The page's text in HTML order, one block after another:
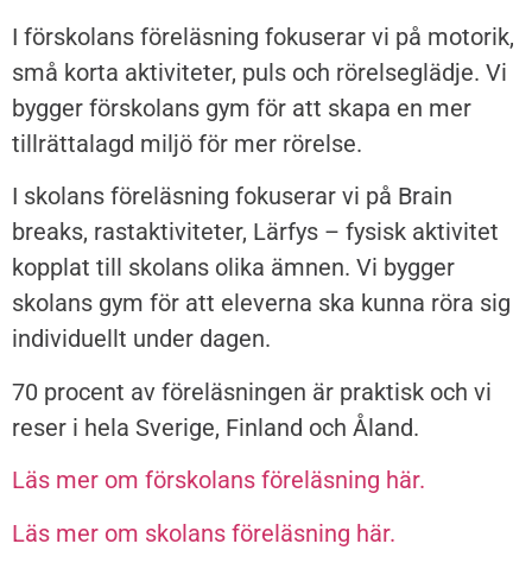
I förskolans föreläsning fokuserar vi på motorik,
små korta aktiviteter, puls och rörelseglädje. Vi
bygger förskolans gym för att skapa en mer
tillrättalagd miljö för mer rörelse.
I skolans föreläsning fokuserar vi på Brain
breaks, rastaktiviteter, Lärfys – fysisk aktivitet
kopplat till skolans olika ämnen. Vi bygger
skolans gym för att eleverna ska kunna röra sig
individuellt under dagen.
70 procent av föreläsningen är praktisk och vi
reser i hela Sverige, Finland och Åland.
Läs mer om förskolans föreläsning här.
Läs mer om skolans föreläsning här.